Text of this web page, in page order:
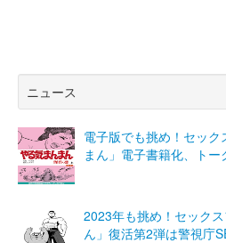
ニュース
電子版でも挑め！セッ
まん」電子書籍化、トー
2023年も挑め！セック
ん」復活第2弾は警視庁